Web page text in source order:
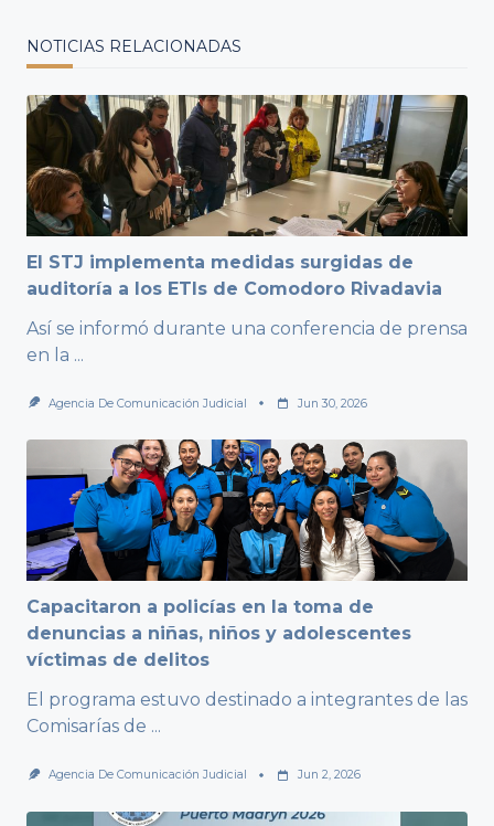
NOTICIAS RELACIONADAS
El STJ implementa medidas surgidas de
auditoría a los ETIs de Comodoro Rivadavia
Así se informó durante una conferencia de prensa
en la ...
Agencia De Comunicación Judicial Jun 30, 2026
Capacitaron a policías en la toma de
denuncias a niñas, niños y adolescentes
víctimas de delitos
El programa estuvo destinado a integrantes de las
Comisarías de ...
Agencia De Comunicación Judicial Jun 2, 2026